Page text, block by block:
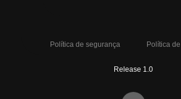
Política de segurança Política
Release 1.0